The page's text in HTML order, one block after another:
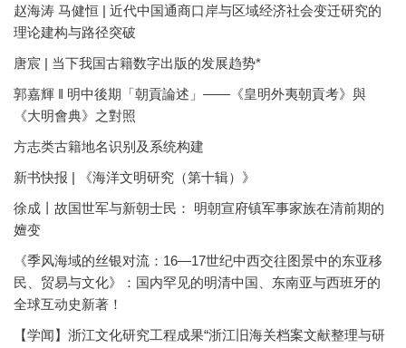
赵海涛 马健恒 | 近代中国通商口岸与区域经济社会变迁研究的
理论建构与路径突破
唐宸 | 当下我国古籍数字出版的发展趋势*
郭嘉輝 ‖ 明中後期「朝貢論述」——《皇明外夷朝貢考》與
《大明會典》之對照
方志类古籍地名识别及系统构建
新书快报 | 《海洋文明研究（第十辑）》
徐成丨故国世军与新朝士民： 明朝宣府镇军事家族在清前期的
嬗变
《季风海域的丝银对流：16—17世纪中西交往图景中的东亚移
民、贸易与文化》：国内罕见的明清中国、东南亚与西班牙的
全球互动史新著！
【学闻】浙江文化研究工程成果“浙江旧海关档案文献整理与研